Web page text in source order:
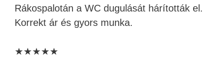
Rákospalotán a WC dugulását hárították el.
Korrekt ár és gyors munka.
★★★★★